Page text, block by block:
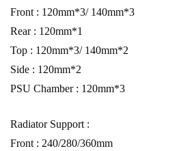
Front : 120mm*3/ 140mm*3
Rear : 120mm*1
Top : 120mm*3/ 140mm*2
Side : 120mm*2
PSU Chamber : 120mm*3
Radiator Support :
Front : 240/280/360mm